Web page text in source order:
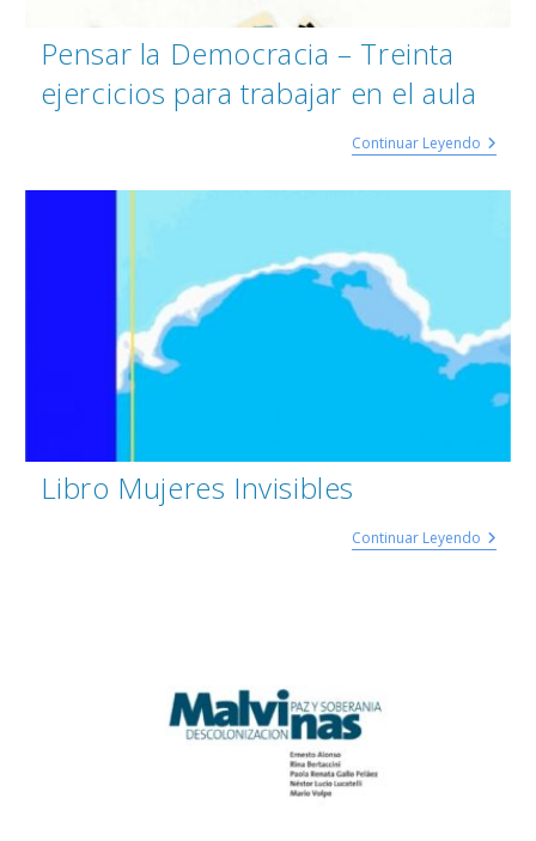
Pensar la Democracia – Treinta
ejercicios para trabajar en el aula
Continuar Leyendo
Libro Mujeres Invisibles
Continuar Leyendo